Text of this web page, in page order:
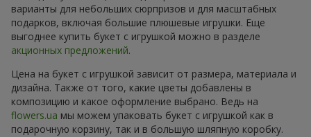
варианты для небольших сюрпризов и для масштабных
подарков, включая большие плюшевые игрушки. Еще
выгоднее купить букет с игрушкой можно в разделе
акционных предложений.
Цена на букет с игрушкой зависит от размера, материала и
дизайна. Также от того, какие цветы добавлены в
композицию и какое оформление выбрано. Ведь на
flowers.ua мы можем упаковать букет с игрушкой как в
подарочную корзину, так и в большую шляпную коробку.